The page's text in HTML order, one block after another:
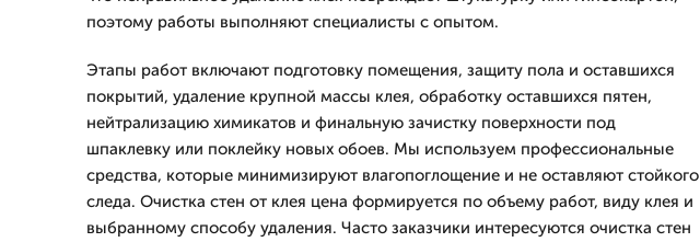
поэтому работы выполняют специалисты с опытом.
Этапы работ включают подготовку помещения, защиту пола и оставшихся
покрытий, удаление крупной массы клея, обработку оставшихся пятен,
нейтрализацию химикатов и финальную зачистку поверхности под
шпаклевку или поклейку новых обоев. Мы используем профессиональные
средства, которые минимизируют влагопоглощение и не оставляют стойкого
следа. Очистка стен от клея цена формируется по объему работ, виду клея и
выбранному способу удаления. Часто заказчики интересуются очистка стен